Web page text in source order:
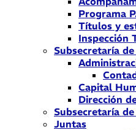
Programa
Títulos y
Inspección
Subsecretaría
Capital
Dirección
Subsecretaría
Juntas